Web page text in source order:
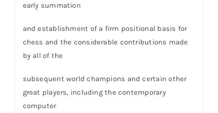
early summation
and establishment of a firm positional basis for
chess and the considerable contributions made
by all of the
subsequent world champions and certain other
great players, including the contemporary
computer